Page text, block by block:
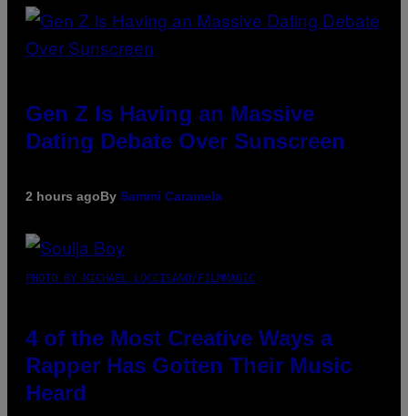
Gen Z Is Having an Massive
Dating Debate Over Sunscreen
2 hours agoBy Sammi Caramela
PHOTO BY MICHAEL LOCCISANO/FILMMAGIC
4 of the Most Creative Ways a
Rapper Has Gotten Their Music
Heard